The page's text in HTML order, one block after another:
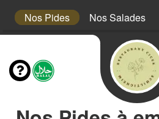
Nos Pides Nos Salades